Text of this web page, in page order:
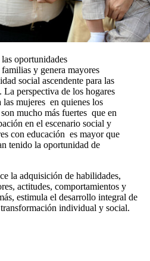
oportunidades
y genera mayores
social ascendente para las
La perspectiva de los hogares
las mujeres en quienes los
mucho más fuertes que en
en el escenario social y
con educación es mayor que
tenido la oportunidad de
la adquisición de habilidades,
actitudes, comportamientos y
estimula el desarrollo integral de
individual y social.